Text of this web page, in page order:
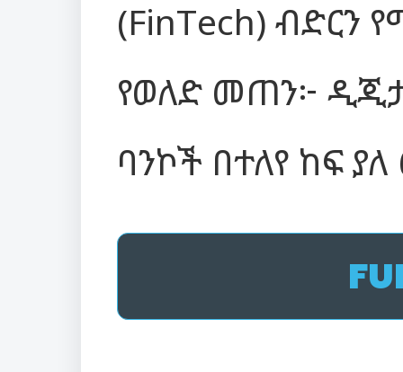
(FinTech) ብድርን
የወለድ መጠን፦
ባንኮች በተለየ ከፍ